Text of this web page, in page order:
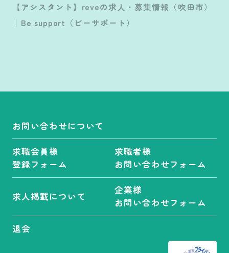
【アシスタント】reveの求人・募集情報（吹田市）
│Be support（ビーサポート）
お問い合わせについて
求職会員様
登録フォーム
求職者様
お問い合わせフォーム
求人掲載について
企業様
お問い合わせフォーム
退会